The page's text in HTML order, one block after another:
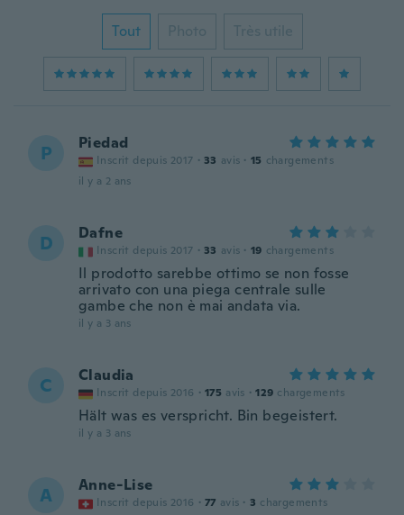
Tout Photo Très utile
P Piedad
Inscrit depuis 2017 · 33 avis · 15 chargements
il y a 2 ans
D Dafne
Inscrit depuis 2017 · 33 avis · 19 chargements
Il prodotto sarebbe ottimo se non fosse
arrivato con una piega centrale sulle
gambe che non è mai andata via.
il y a 3 ans
C Claudia
Inscrit depuis 2016 · 175 avis · 129 chargements
Hält was es verspricht. Bin begeistert.
il y a 3 ans
A Anne-Lise
Inscrit depuis 2016 · 77 avis · 3 chargements